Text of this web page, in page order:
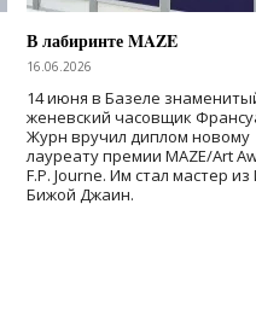
В лабиринте MAZE
16.06.2026
14 июня в Базеле
женевский часовщик
Журн вручил диплом новому
лауреату премии MAZE/Art
F.P. Journe. Им стал мастер
Бижой Джаин.